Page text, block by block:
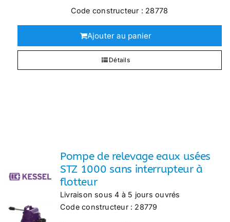
Code constructeur : 28778
Ajouter au panier
Détails
Pompe de relevage eaux usées
STZ 1000 sans interrupteur à
flotteur
Livraison sous 4 à 5 jours ouvrés
Code constructeur : 28779